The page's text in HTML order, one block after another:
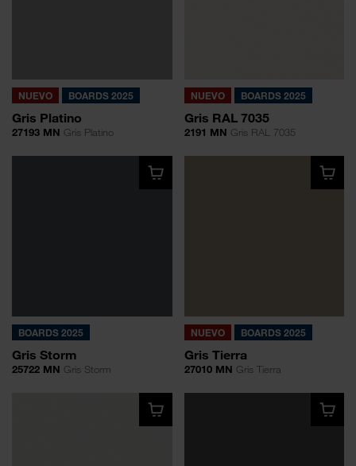
NUEVO BOARDS 2025
Gris Platino
27193 MN Gris Platino
NUEVO BOARDS 2025
Gris RAL 7035
2191 MN Gris RAL 7035
BOARDS 2025
Gris Storm
25722 MN Gris Storm
NUEVO BOARDS 2025
Gris Tierra
27010 MN Gris Tierra